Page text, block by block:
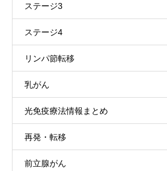
ステージ3
ステージ4
リンパ節転移
乳がん
光免疫療法情報まとめ
再発・転移
前立腺がん